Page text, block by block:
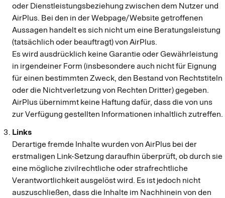
oder Dienstleistungsbeziehung zwischen dem Nutzer und
AirPlus. Bei den in der Webpage/Website getroffenen
Aussagen handelt es sich nicht um eine Beratungsleistung
(tatsächlich oder beauftragt) von AirPlus.
Es wird ausdrücklich keine Garantie oder Gewährleistung
in irgendeiner Form (insbesondere auch nicht für Eignung
für einen bestimmten Zweck, den Bestand von Rechtstiteln
oder die Nichtverletzung von Rechten Dritter) gegeben.
AirPlus übernimmt keine Haftung dafür, dass die von uns
zur Verfügung gestellten Informationen inhaltlich zutreffen.
Links
Derartige fremde Inhalte wurden von AirPlus bei der
erstmaligen Link-Setzung daraufhin überprüft, ob durch sie
eine mögliche zivilrechtliche oder strafrechtliche
Verantwortlichkeit ausgelöst wird. Es ist jedoch nicht
auszuschließen, dass die Inhalte im Nachhinein von den